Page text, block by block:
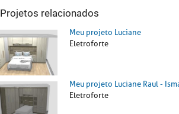
Projetos relacionados
Meu projeto Luciane
Eletroforte
Meu projeto Luciane Raul -
Eletroforte